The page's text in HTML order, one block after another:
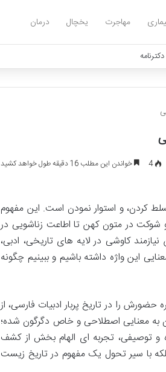
مهاجرت یخچال درمان
دکترنامه
4 خواندن این مطلب 16 دقیقه طول خواهد کشید
کردن، و استوار نمودن است. این مفهوم
و شوکت در متون کهن تا اطاعت زناشویی در
کاوشی در لایه های تاریخی، ادبی،
این واژه داشته باشیم و ببینیم چگونه
را در تاریخ پربار ادبیات فارسی، از
به معنایی اصطلاحی و خاص دگرگون شده؛
و توصیفی، تجربه ای الهام بخش از کشف
با سیر تحول یک مفهوم در تاریخ زیست